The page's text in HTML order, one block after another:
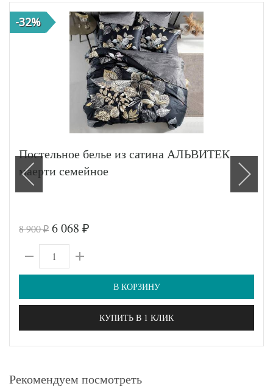
-32%
Постельное белье из сатина АЛЬВИТЕК
маерти семейное
8 900₽ 6 068 ₽
В КОРЗИНУ
КУПИТЬ В 1 КЛИК
Рекомендуем посмотреть